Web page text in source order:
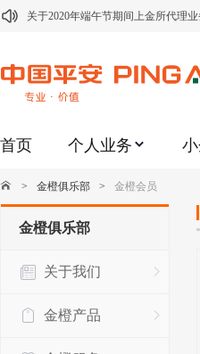
关于2020年端午节期间上金所代理
关于加强代理贵金属业务风险防范
关于调整存量首套住房贷款利率的
关于修订《平安银行代理个人客户贵
关于我行聚金宝交易软件升级更新
关于加强代理贵金属业务风险防范的
首页 个人业务
> 金橙俱乐部 > 金橙会员
金橙俱乐部
关于我们
金橙产品